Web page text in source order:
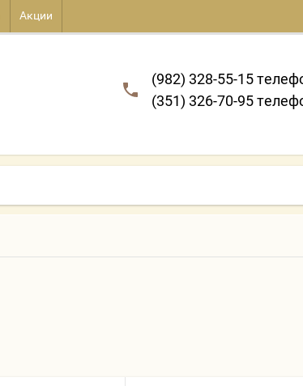
Акции
(982) 328-55-15
(351) 326-70-95